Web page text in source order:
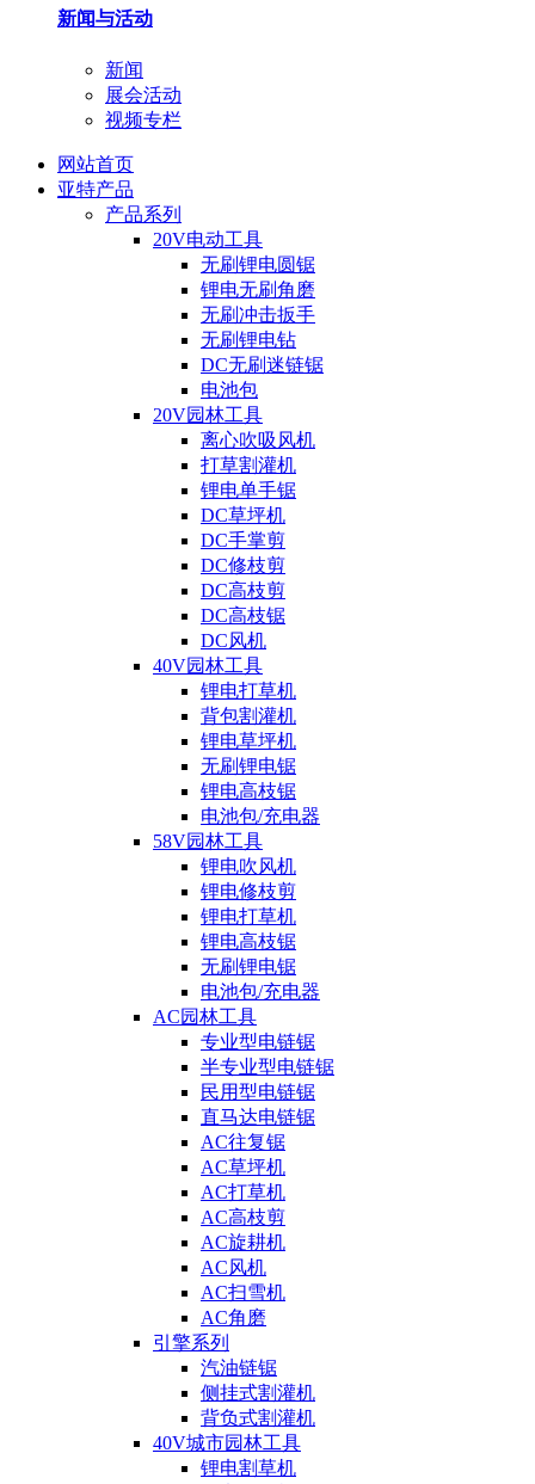
新闻与活动
新闻
展会活动
视频专栏
网站首页
亚特产品
产品系列
20V电动工具
无刷锂电圆锯
锂电无刷角磨
无刷冲击扳手
无刷锂电钻
DC无刷迷链锯
电池包
20V园林工具
离心吹吸风机
打草割灌机
锂电单手锯
DC草坪机
DC手掌剪
DC修枝剪
DC高枝剪
DC高枝锯
DC风机
40V园林工具
锂电打草机
背包割灌机
锂电草坪机
无刷锂电锯
锂电高枝锯
电池包/充电器
58V园林工具
锂电吹风机
锂电修枝剪
锂电打草机
锂电高枝锯
无刷锂电锯
电池包/充电器
AC园林工具
专业型电链锯
半专业型电链锯
民用型电链锯
直马达电链锯
AC往复锯
AC草坪机
AC打草机
AC高枝剪
AC旋耕机
AC风机
AC扫雪机
AC角磨
引擎系列
汽油链锯
侧挂式割灌机
背负式割灌机
40V城市园林工具
锂电割草机